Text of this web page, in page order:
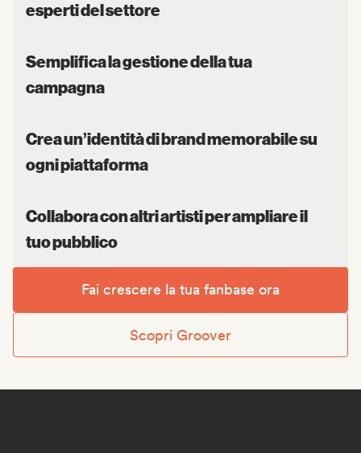
esperti del settore
Semplifica la gestione della tua
campagna
Crea un’identità di brand memorabile su
ogni piattaforma
Collabora con altri artisti per ampliare il
tuo pubblico
Fai crescere la tua fanbase ora
Scopri Groover